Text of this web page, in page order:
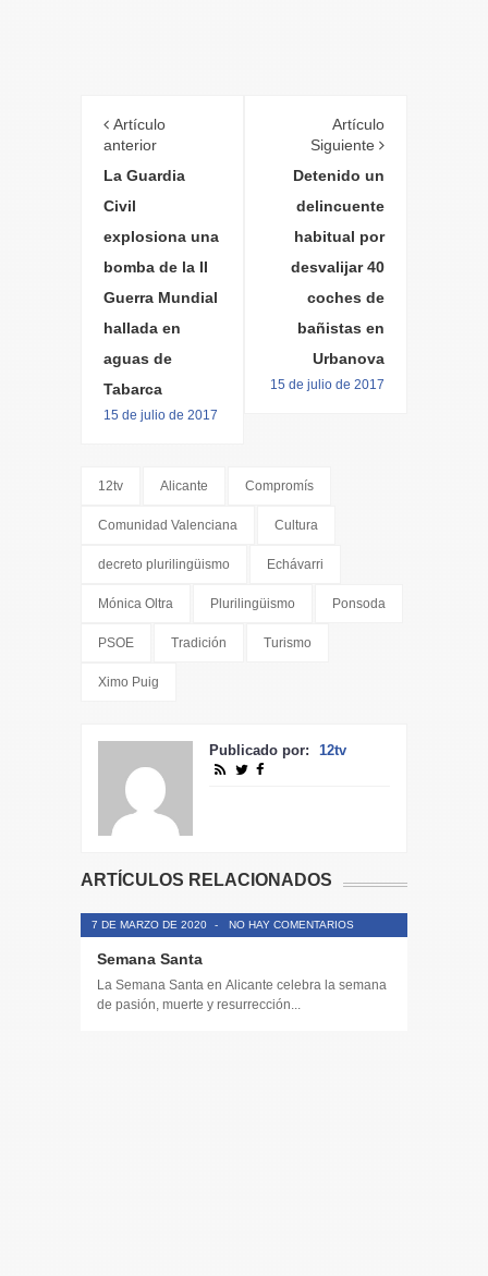
Artículo
anterior
La Guardia
Civil
explosiona una
bomba de la II
Guerra Mundial
hallada en
aguas de
Tabarca
15 de julio de 2017
Artículo
Siguiente
Detenido un
delincuente
habitual por
desvalijar 40
coches de
bañistas en
Urbanova
15 de julio de 2017
12tv Alicante Compromís
Comunidad Valenciana Cultura
decreto plurilingüismo Echávarri
Mónica Oltra Plurilingüismo Ponsoda
PSOE Tradición Turismo
Ximo Puig
Publicado por: 12tv
ARTÍCULOS RELACIONADOS
7 DE MARZO DE 2020 - NO HAY COMENTARIOS
Semana Santa
La Semana Santa en Alicante celebra la semana
de pasión, muerte y resurrección...